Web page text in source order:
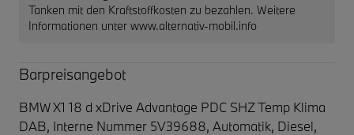
Tanken mit den Kraftstoffkosten zu bezahlen. Weitere
Informationen unter www.alternativ-mobil.info
Barpreisangebot
BMW X1 18 d xDrive Advantage PDC SHZ Temp Klima
DAB, Interne Nummer 5V39688, Automatik, Diesel,